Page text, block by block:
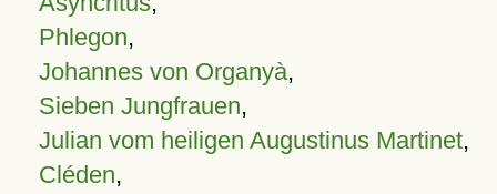
Phlegon,
Johannes von Organyà,
Sieben Jungfrauen,
Julian vom heiligen Augustinus Martinet,
Cléden,